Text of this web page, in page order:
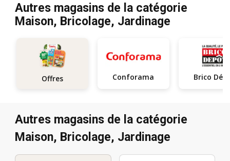
Autres magasins de la catégorie
Maison, Bricolage, Jardinage
Offres Conforama Brico
Autres magasins de la catégorie
Maison, Bricolage, Jardinage